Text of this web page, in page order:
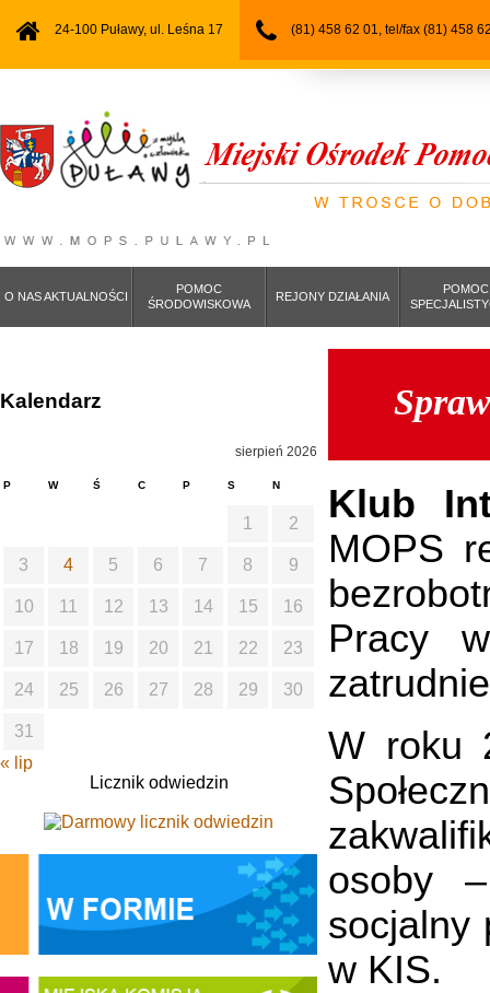
24-100 Puławy, ul. Leśna 17 (81) 458 62 01, tel/fax (81) 458
O NAS AKTUALNOŚCI
POMOC
ŚRODOWISKOWA
REJONY DZIAŁANIA
POMOC
Klub
MOPS
Pracy w
W roku
osoby
socjalny
w KIS.
Kalendarz
sierpień 2026
P W Ś C P S N
1 2
3 4 5 6 7 8 9
10 11 12 13 14 15 16
17 18 19 20 21 22 23
24 25 26 27 28 29 30
31
« lip
Licznik odwiedzin